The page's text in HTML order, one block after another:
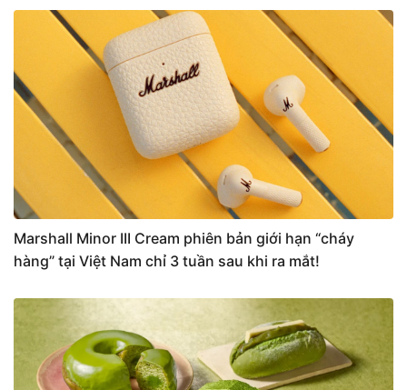
Marshall Minor III Cream phiên bản giới hạn “cháy
hàng” tại Việt Nam chỉ 3 tuần sau khi ra mắt!